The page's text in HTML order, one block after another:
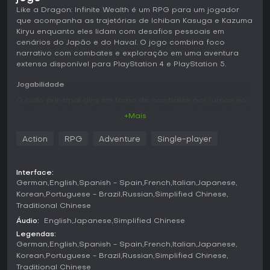
Like a Dragon: Infinite Wealth é um RPG para um jogador
que acompanha as trajetórias de Ichiban Kasuga e Kazuma
Kiryu enquanto eles lidam com desafios pessoais em
cenários do Japão e do Havaí. O jogo combina foco
narrativo com combates e exploração em uma aventura
extensa disponível para PlayStation 4 e PlayStation 5.
Jogabilidade
interações com o ambiente, usando objetos do cenário
dano extra, enquanto inimigos mais fracos podem ser
eliminados rapidamente com a opção Smackdown, que
reduz a experiência obtida mas agiliza o progresso.
A personalização do grupo é feita por meio de um sistema
papéis são desbloqueados durante a exploração e
atividades. Novos jobs ampliam as possibilidades em
relação aos jogos anteriores, abrindo espaço para
+Mais
Action RPG Adventure Single-player
Interface:
German English Spanish - Spain French Italian Japanese
Korean Portuguese - Brazil Russian Simplified Chinese
Traditional Chinese
Áudio: English Japanese Simplified Chinese
Legendas:
German English Spanish - Spain French Italian Japanese
Korean Portuguese - Brazil Russian Simplified Chinese
Traditional Chinese